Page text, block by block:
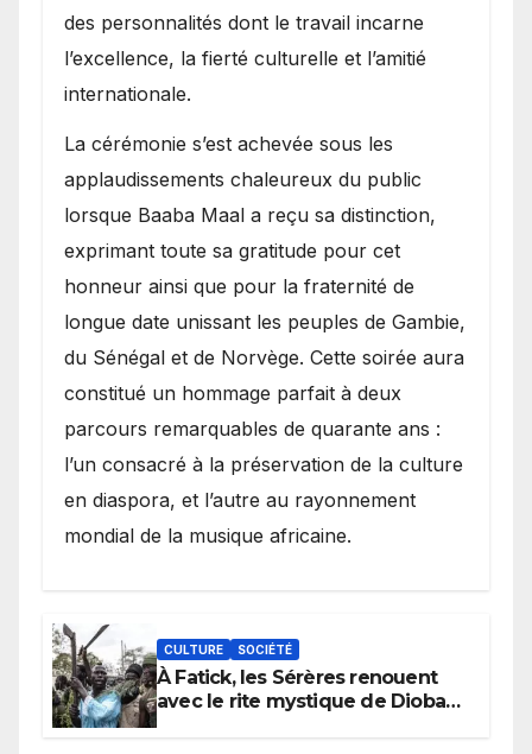
des personnalités dont le travail incarne
l’excellence, la fierté culturelle et l’amitié
internationale.
​La cérémonie s’est achevée sous les
applaudissements chaleureux du public
lorsque Baaba Maal a reçu sa distinction,
exprimant toute sa gratitude pour cet
honneur ainsi que pour la fraternité de
longue date unissant les peuples de Gambie,
du Sénégal et de Norvège. Cette soirée aura
constitué un hommage parfait à deux
parcours remarquables de quarante ans :
l’un consacré à la préservation de la culture
en diaspora, et l’autre au rayonnement
mondial de la musique africaine.
CULTURE SOCIÉTÉ
À Fatick, les Sérères renouent
avec le rite mystique de Diobaye